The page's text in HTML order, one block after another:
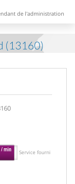
de l'administration
(13160)
Service fourni